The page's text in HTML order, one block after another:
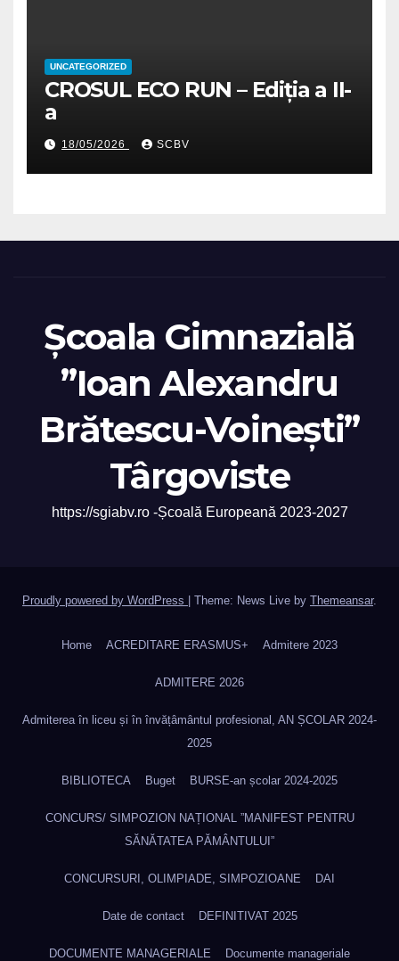
UNCATEGORIZED
CROSUL ECO RUN – Ediția a II-
a
18/05/2026 SCBV
Școala Gimnazială
”Ioan Alexandru
Brătescu-Voinești”
Târgoviste
https://sgiabv.ro -Școală Europeană 2023-2027
Proudly powered by WordPress | Theme: News Live by Themeansar.
Home ACREDITARE ERASMUS+ Admitere 2023
ADMITERE 2026
Admiterea în liceu și în învățâmântul profesional, AN ȘCOLAR 2024-
2025
BIBLIOTECA Buget BURSE-an școlar 2024-2025
CONCURS/ SIMPOZION NAȚIONAL ”MANIFEST PENTRU
SĂNĂTATEA PĂMÂNTULUI”
CONCURSURI, OLIMPIADE, SIMPOZIOANE DAI
Date de contact DEFINITIVAT 2025
DOCUMENTE MANAGERIALE Documente manageriale